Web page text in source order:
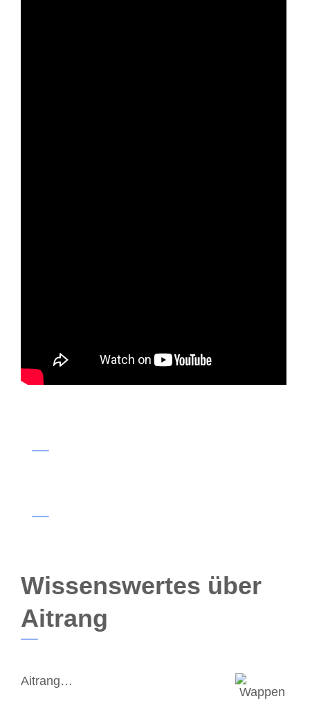
Wissenswertes über
Aitrang
Aitrang…